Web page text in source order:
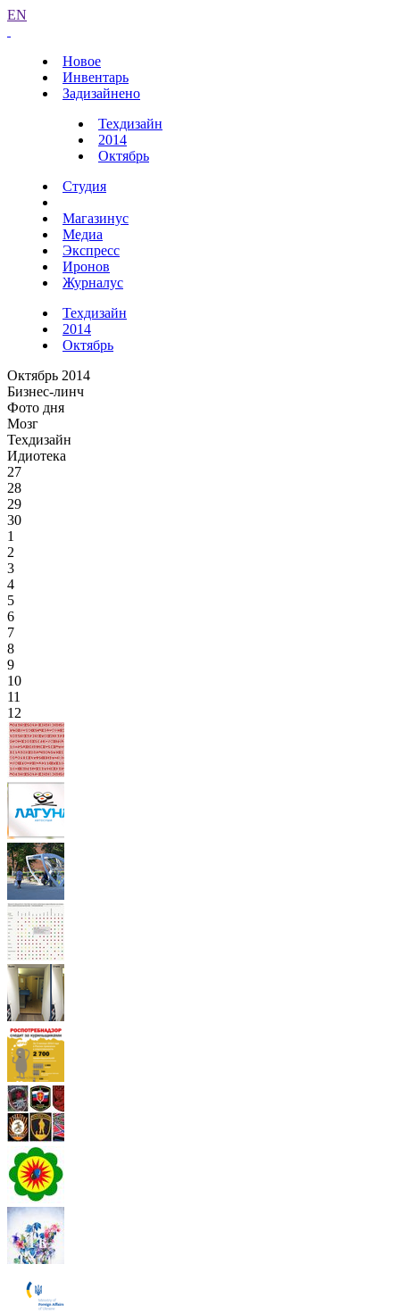
EN
Новое
Инвентарь
Задизайнено
Техдизайн
2014
Октябрь
Студия
Магазинус
Медиа
Экспресс
Иронов
Журналус
Техдизайн
2014
Октябрь
Октябрь 2014
Бизнес-линч
Фото дня
Мозг
Техдизайн
Идиотека
27
28
29
30
1
2
3
4
5
6
7
8
9
10
11
12